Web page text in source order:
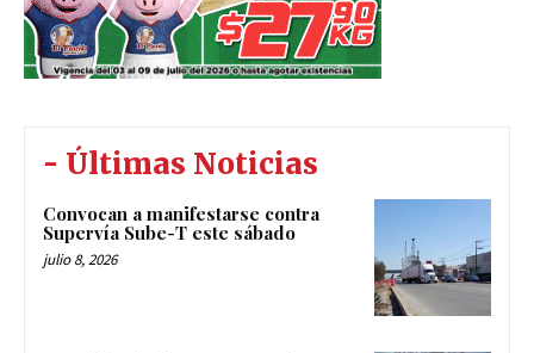
- Últimas Noticias
Convocan a manifestarse contra
Supervía Sube-T este sábado
julio 8, 2026